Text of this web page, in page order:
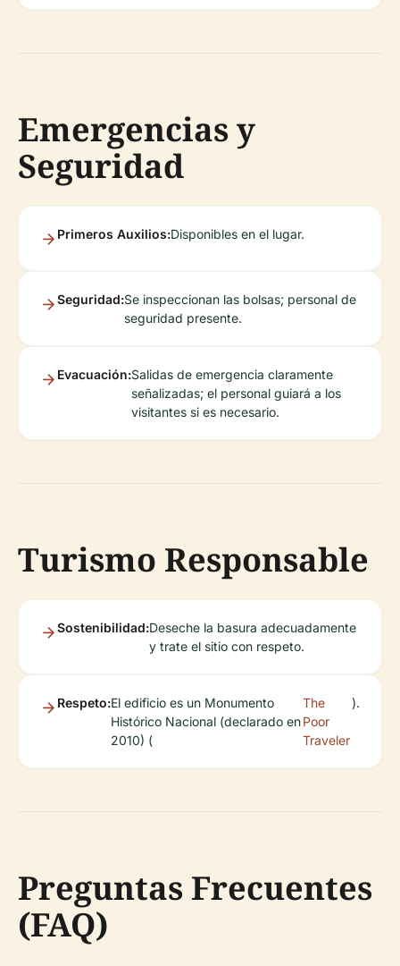
Emergencias y
Seguridad
Primeros Auxilios:Disponibles en el lugar.
Seguridad:Se inspeccionan las bolsas; personal de
seguridad presente.
Evacuación:Salidas de emergencia claramente
señalizadas; el personal guiará a los
visitantes si es necesario.
Turismo Responsable
Sostenibilidad:Deseche la basura adecuadamente
y trate el sitio con respeto.
Respeto:El edificio es un Monumento
Histórico Nacional (declarado en
2010) (
The
Poor
Traveler
).
Preguntas Frecuentes
(FAQ)